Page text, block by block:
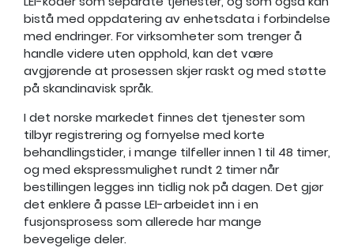
bistå med oppdatering av enhetsdata i forbindelse
med endringer. For virksomheter som trenger å
handle videre uten opphold, kan det være
avgjørende at prosessen skjer raskt og med støtte
på skandinavisk språk.
I det norske markedet finnes det tjenester som
tilbyr registrering og fornyelse med korte
behandlingstider, i mange tilfeller innen 1 til 48 timer,
og med ekspressmulighet rundt 2 timer når
bestillingen legges inn tidlig nok på dagen. Det gjør
det enklere å passe LEI-arbeidet inn i en
fusjonsprosess som allerede har mange
bevegelige deler.